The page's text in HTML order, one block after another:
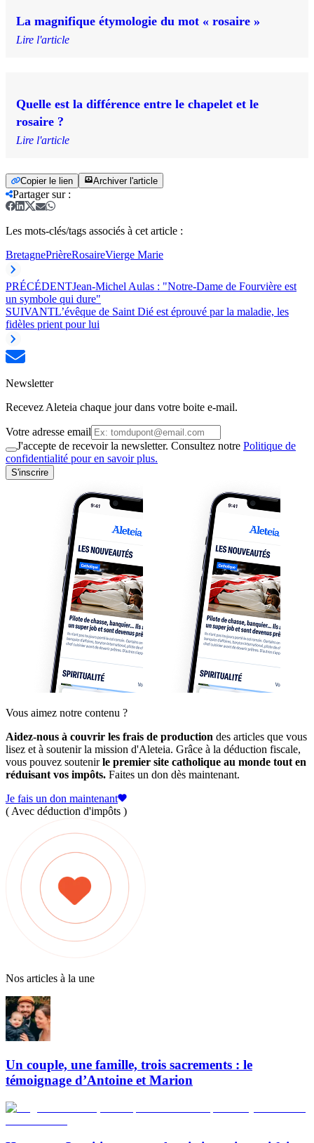
La magnifique étymologie du mot « rosaire »
Lire l'article
Quelle est la différence entre le chapelet et le
rosaire ?
Lire l'article
Copier le lien Archiver l'article
Partager sur:
Les mots-clés/tags associés à cet article :
BretagnePrièreRosaireVierge Marie
PRÉCÉDENTJean-Michel Aulas : "Notre-Dame de Fourvière est
un symbole qui dure"
SUIVANTL’évêque de Saint Dié est éprouvé par la maladie, les
fidèles prient pour lui
Newsletter
Recevez Aleteia chaque jour dans votre boite e-mail.
Votre adresse email
J'accepte de recevoir la newsletter. Consultez notre Politique de
confidentialité pour en savoir plus.
S'inscrire
Vous aimez notre contenu ?
Aidez-nous à couvrir les frais de production des articles que vous
lisez et à soutenir la mission d'Aleteia. Grâce à la déduction fiscale,
vous pouvez soutenirle premier site catholique au monde tout en
réduisant vos impôts. Faites un don dès maintenant.
Je fais un don maintenant
( Avec déduction d'impôts )
Nos articles à la une
Un couple, une famille, trois sacrements : le
témoignage d’Antoine et Marion